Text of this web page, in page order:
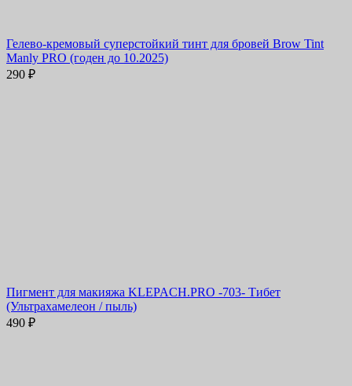
Гелево-кремовый суперстойкий тинт для бровей Brow Tint
Manly PRO (годен до 10.2025)
290 ₽
Пигмент для макияжа KLEPACH.PRO -703- Тибет
(Ультрахамелеон / пыль)
490 ₽